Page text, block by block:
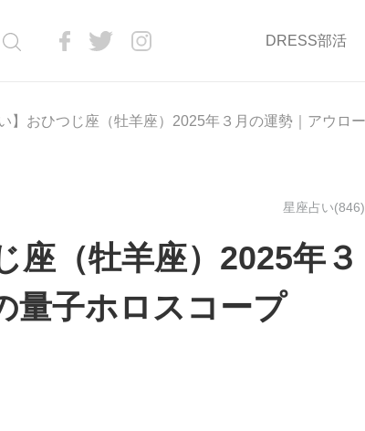
DRESS部活
】おひつじ座（牡羊座）2025年３月の運勢｜アウロ
星座占い(846)
座（牡羊座）2025年３
量子ホロスコープ